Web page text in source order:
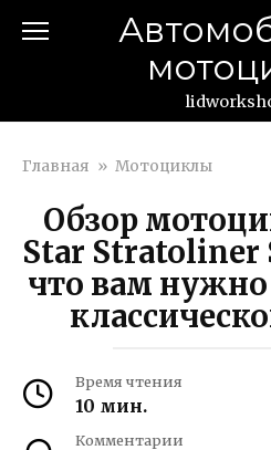
Главная » Мотоциклы
Обзор
Star Stratoliner
что вам нужно
Время чтения
10 мин.
Комментарии